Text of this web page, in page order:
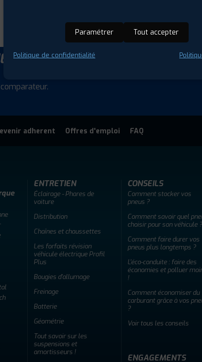
Précédent 1 2
adherent Offres d'emploi FAQ
ENTRETIEN
Éclairage - Phares de
voiture
Distribution
Chaînes et chaussettes
Les forfaits révision
véhicule électrique Profil
Plus
Bougies d'allumage
Freinage
Batterie
Géométrie
Tout savoir sur les
suspensions et
amortisseurs !
CONSEILS
Comment stocker vos
pneus ?
Comment savoir quel
choisir pour son véhicule ?
Comment faire durer vos
pneus plus longtemps ?
L'éco-conduite : faire des
économies et polluer
!
Comment économiser du
carburant grâce à vos
?
Voir tous les conseils
ENGAGEMENTS
Paramétrer Tout accepter
Politique de confidentialité